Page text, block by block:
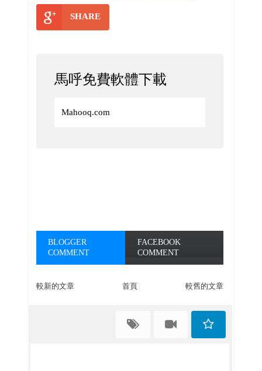
SHARE
馬呼免費軟體下載
Mahooq.com
BLOGGER
COMMENT
FACEBOOK
COMMENT
較新的文章 較舊的文章
首頁